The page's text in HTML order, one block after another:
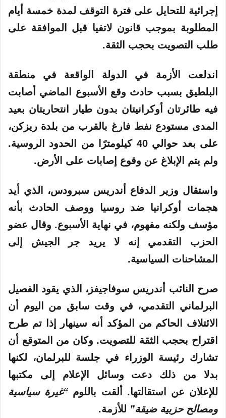
إجرائية للتحايل على فترة التوقف لمدة خمسة أيام
المطلوبة بموجب قانون لاتفيا قبل الموافقة على
طلب التصويت بحجب الثقة.
اندلعت الأزمة في الدولة الواقعة في منطقة
البلطيق بسبب حادث وقع الأسبوع الماضي أصابت
فيه طائرتان أوكرانيتان بدون طيار انتحاريتان بعيد
المدى مستودع نفط فارغ بالقرب من بلدة ريزكن،
على بعد حوالي 40 كيلومترًا من الحدود الروسية.
ولم يتم الإبلاغ عن وقوع إصابات على الأرض.
واستقال وزير الدفاع أندريس سبرودس، الذي أيد
هجمات أوكرانيا ضد روسيا ووصف الحادث بأنه
مؤسف ولكنه مفهوم، في نهاية الأسبوع. وقال عضو
الحزب التقدمي إنه لا يريد جر الجيش إلى
المشاحنات السياسية.
صرح النائب أندريس سوفاجيفز، الذي يقود الفصيل
البرلماني التقدمي، في وقت سابق من اليوم أن
الائتلاف الحاكم من المؤكد أنه سينهار إذا تم طرح
اقتراح بحجب الثقة للتصويت. وكان من المتوقع أن
تشارك رئيسة الوزراء في جلسة للبرلمان، لكنها
بدلا من ذلك دعت وسائل الإعلام إلى مكتبها
للإعلان عن استقالتها. ألقت باللوم “غيرة سياسية
ومصالح حزبية ضيقة” للأزمة.